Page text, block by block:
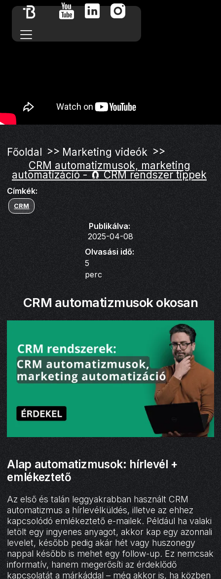
Főoldal >> Marketing videók >>
CRM automatizmusok, marketing
automatizáció - 🧲 CRM rendszer tippek
Címkék:
CRM
Publikálva:
2025-04-08
Olvasási idő:
5
perc
CRM automatizmusok okosan
Alap automatizmusok: hírlevél +
emlékeztető
Az első és talán leggyakrabban használt CRM
automatizmus a hírlevélküldés, illetve az ehhez
kapcsolódó emlékeztető e-mailek. Például ha valaki
letölt egy ingyenes anyagot, akkor kap egy azonnali
levelet, később pedig akár hét vagy huszonegy
nappal később is mehet egy follow-up. Ez nemcsak
informatív, hanem megerősíti az érdeklődő
kapcsolatát a márkáddal – még akkor is, ha közben